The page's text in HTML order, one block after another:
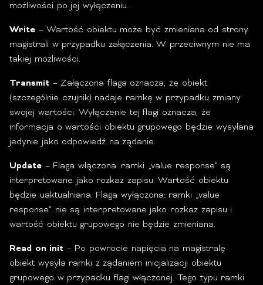
możliwości po jej wyłączeniu.
Write – Wartość obiektu może być zmieniana od strony
magistrali w przypadku załączenia. W przeciwnym nie ma
takiej możliwości.
Transmit – Załączona flaga oznacza, że obiekt
(szczególnie czujnik) nadaje ramkę w przypadku zmiany
swojej wartości. Wyłączenie tej flagi oznacza, że
informacja o wartości obiektu grupowego będzie wysyłana
jedynie jako odpowiedź na żądanie.
Update – Flaga włączona: ramki „value response” są
interpretowane jako rozkaz zapisu. Wartość obiektu
będzie uaktualniana. Flaga wyłączona: ramki „value
response” nie są interpretowane jako rozkaz zapisu i
wartość obiektu grupowego nie będzie zmieniana.
Read on init – Po powrocie napięcia na magistralę
obiekt wysyła ramki z żądaniem inicjalizacji obiektu
grupowego w przypadku flagi włączonej. Tego typu ramki